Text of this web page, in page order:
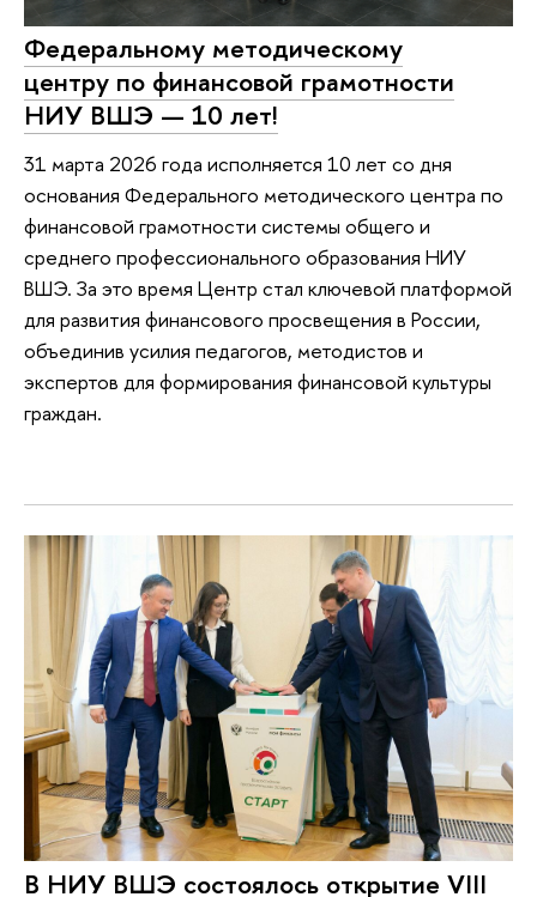
Федеральному методическому
центру по финансовой грамотности
НИУ ВШЭ — 10 лет!
31 марта 2026 года исполняется 10 лет со дня
основания Федерального методического центра по
финансовой грамотности системы общего и
среднего профессионального образования НИУ
ВШЭ. За это время Центр стал ключевой платформой
для развития финансового просвещения в России,
объединив усилия педагогов, методистов и
экспертов для формирования финансовой культуры
граждан.
В НИУ ВШЭ состоялось открытие VIII